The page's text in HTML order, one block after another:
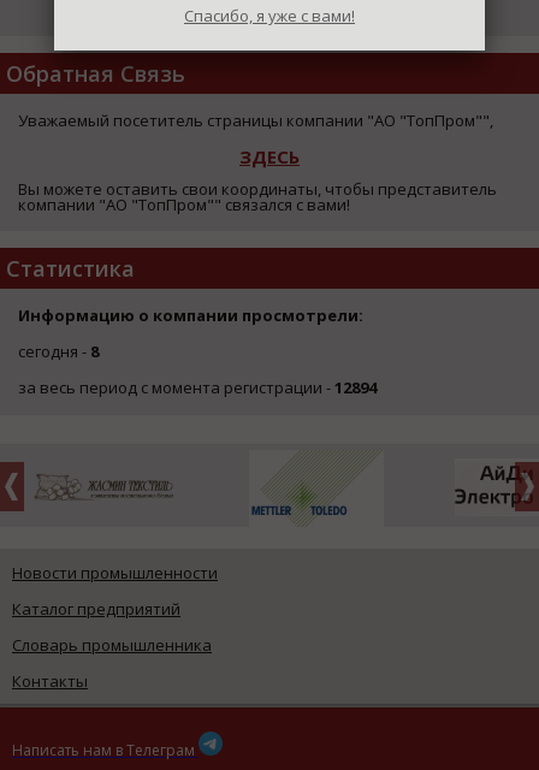
Обратная Связь
Уважаемый посетитель страницы компании "АО "ТопПром"",
ЗДЕСЬ
Вы можете оставить свои координаты, чтобы представитель
компании "АО "ТопПром"" связался с вами!
Статистика
Информацию о компании просмотрели:
сегодня - 8
за весь период с момента регистрации -12894
Новости промышленности
Каталог предприятий
Словарь промышленника
Контакты
Написать нам в Телеграм
Спасибо, я уже с вами!